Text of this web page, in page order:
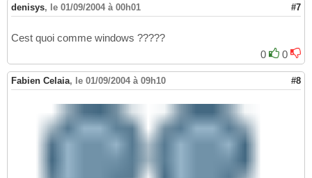
denisys, le 01/09/2004 à 00h01 #7
Cest quoi comme windows ?????
0
0
Fabien Celaia, le 01/09/2004 à 09h10 #8